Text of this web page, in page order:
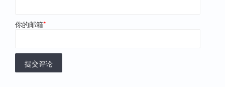
你的邮箱*
提交评论